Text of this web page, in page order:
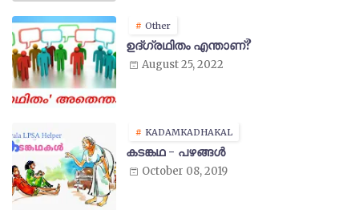
Other
ഉദ്ഗ്രഥിതം എന്താണ്?
August 25, 2022
KADAMKADHAKAL
കടങ്കഥ - പഴങ്ങൾ
October 08, 2019